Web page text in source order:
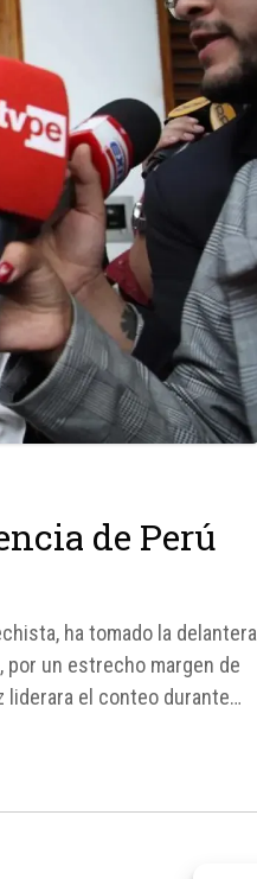
de Perú
ha tomado la delantera
por un estrecho margen de
liderara el conteo durante